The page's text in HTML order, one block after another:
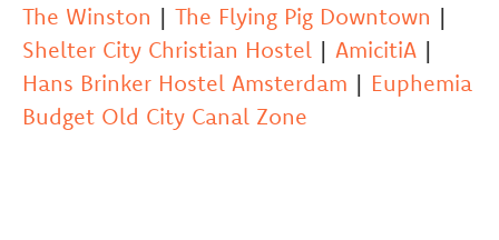
The Winston | The Flying Pig Downtown |
Shelter City Christian Hostel | AmicitiA |
Hans Brinker Hostel Amsterdam | Euphemia
Budget Old City Canal Zone